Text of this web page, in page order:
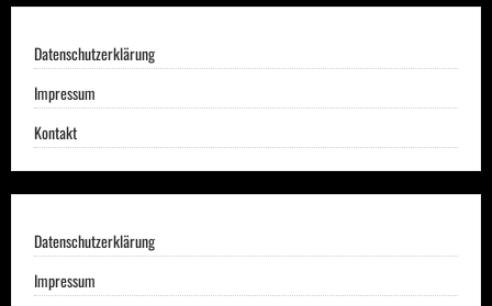
Datenschutzerklärung
Impressum
Kontakt
Datenschutzerklärung
Impressum